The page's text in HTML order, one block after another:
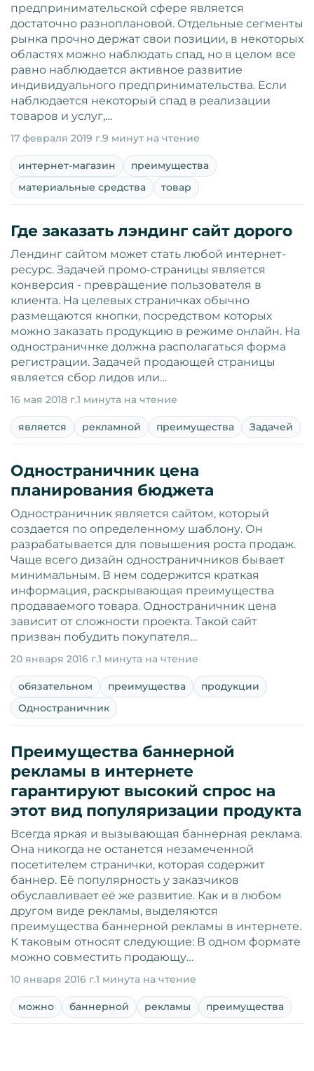
предпринимательской сфере является
достаточно разноплановой. Отдельные сегменты
рынка прочно держат свои позиции, в некоторых
областях можно наблюдать спад, но в целом все
равно наблюдается активное развитие
индивидуального предпринимательства. Если
наблюдается некоторый спад в реализации
товаров и услуг,…
17 февраля 2019 г.9 минут на чтение
интернет-магазин
преимущества
материальные средства
товар
Где заказать лэндинг сайт дорого
Лендинг сайтом может стать любой интернет-
ресурс. Задачей промо-страницы является
конверсия - превращение пользователя в
клиента. На целевых страничках обычно
размещаются кнопки, посредством которых
можно заказать продукцию в режиме онлайн. На
одностраничнке должна располагаться форма
регистрации. Задачей продающей страницы
является сбор лидов или…
16 мая 2018 г.1 минута на чтение
является рекламной преимущества Задачей
Одностраничник цена
планирования бюджета
Одностраничник является сайтом, который
создается по определенному шаблону. Он
разрабатывается для повышения роста продаж.
Чаще всего дизайн одностраничников бывает
минимальным. В нем содержится краткая
информация, раскрывающая преимущества
продаваемого товара. Одностраничник цена
зависит от сложности проекта. Такой сайт
призван побудить покупателя…
20 января 2016 г.1 минута на чтение
обязательном преимущества
продукции
Одностраничник
Преимущества баннерной
рекламы в интернете
гарантируют высокий спрос на
этот вид популяризации продукта
Всегда яркая и вызывающая баннерная реклама.
Она никогда не останется незамеченной
посетителем странички, которая содержит
баннер. Её популярность у заказчиков
обуславливает её же развитие. Как и в любом
другом виде рекламы, выделяются
преимущества баннерной рекламы в интернете.
К таковым относят следующие: В одном формате
можно совместить продающу…
10 января 2016 г.1 минута на чтение
можно баннерной рекламы преимущества